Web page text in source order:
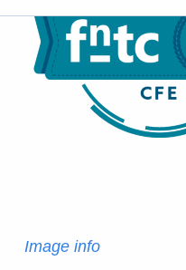
Image info